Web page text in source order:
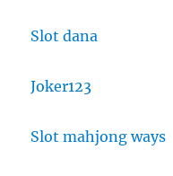
Slot dana
Joker123
Slot mahjong ways